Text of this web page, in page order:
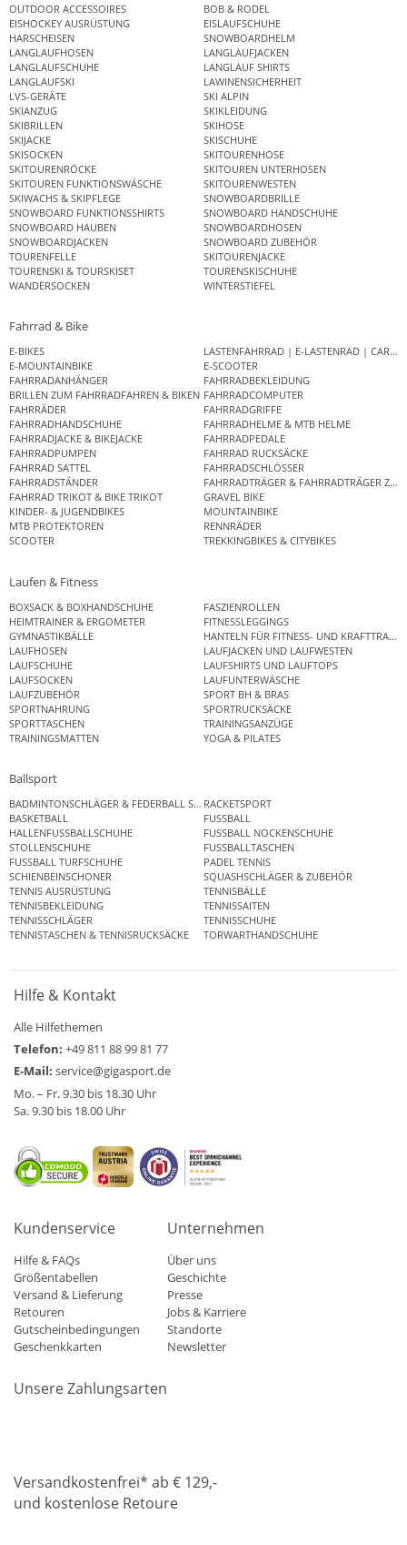
OUTDOOR ACCESSOIRES
BOB & RODEL
EISHOCKEY AUSRÜSTUNG
EISLAUFSCHUHE
HARSCHEISEN
SNOWBOARDHELM
LANGLAUFHOSEN
LANGLAUFJACKEN
LANGLAUFSCHUHE
LANGLAUF SHIRTS
LANGLAUFSKI
LAWINENSICHERHEIT
LVS-GERÄTE
SKI ALPIN
SKIANZUG
SKIKLEIDUNG
SKIBRILLEN
SKIHOSE
SKIJACKE
SKISCHUHE
SKISOCKEN
SKITOURENHOSE
SKITOURENRÖCKE
SKITOUREN UNTERHOSEN
SKITOUREN FUNKTIONSWÄSCHE
SKITOURENWESTEN
SKIWACHS & SKIPFLEGE
SNOWBOARDBRILLE
SNOWBOARD FUNKTIONSSHIRTS
SNOWBOARD HANDSCHUHE
SNOWBOARD HAUBEN
SNOWBOARDHOSEN
SNOWBOARDJACKEN
SNOWBOARD ZUBEHÖR
TOURENFELLE
SKITOURENJACKE
TOURENSKI & TOURSKISET
TOURENSKISCHUHE
WANDERSOCKEN
WINTERSTIEFEL
Fahrrad & Bike
E-BIKES
LASTENFAHRRAD | E-LASTENRAD |
E-MOUNTAINBIKE
E-SCOOTER
FAHRRADANHÄNGER
FAHRRADBEKLEIDUNG
BRILLEN ZUM FAHRRADFAHREN & BIKEN FAHRRADCOMPUTER
FAHRRÄDER
FAHRRADGRIFFE
FAHRRADHANDSCHUHE
FAHRRADHELME & MTB HELME
FAHRRADJACKE & BIKEJACKE
FAHRRADPEDALE
FAHRRADPUMPEN
FAHRRAD RUCKSÄCKE
FAHRRAD SATTEL
FAHRRADSCHLÖSSER
FAHRRADSTÄNDER
FAHRRADTRÄGER & FAHRRADTRÄGER
FAHRRAD TRIKOT & BIKE TRIKOT
GRAVEL BIKE
KINDER- & JUGENDBIKES
MOUNTAINBIKE
MTB PROTEKTOREN
RENNRÄDER
SCOOTER
TREKKINGBIKES & CITYBIKES
Laufen & Fitness
BOXSACK & BOXHANDSCHUHE
FASZIENROLLEN
HEIMTRAINER & ERGOMETER
FITNESSLEGGINGS
GYMNASTIKBÄLLE
HANTELN FÜR FITNESS- UND
LAUFHOSEN
LAUFJACKEN UND LAUFWESTEN
LAUFSCHUHE
LAUFSHIRTS UND LAUFTOPS
LAUFSOCKEN
LAUFUNTERWÄSCHE
LAUFZUBEHÖR
SPORT BH & BRAS
SPORTNAHRUNG
SPORTRUCKSÄCKE
SPORTTASCHEN
TRAININGSANZÜGE
TRAININGSMATTEN
YOGA & PILATES
Ballsport
BADMINTONSCHLÄGER & FEDERBALL SETSRACKETSPORT
BASKETBALL
FUSSBALL
HALLENFUSSBALLSCHUHE
FUSSBALL NOCKENSCHUHE
STOLLENSCHUHE
FUSSBALLTASCHEN
FUSSBALL TURFSCHUHE
PADEL TENNIS
SCHIENBEINSCHONER
SQUASHSCHLÄGER & ZUBEHÖR
TENNIS AUSRÜSTUNG
TENNISBÄLLE
TENNISBEKLEIDUNG
TENNISSAITEN
TENNISSCHLÄGER
TENNISSCHUHE
TENNISTASCHEN & TENNISRUCKSÄCKE
TORWARTHANDSCHUHE
Hilfe & Kontakt
Alle Hilfethemen
Telefon: +49 811 88 99 81 77
E-Mail: service@gigasport.de
Mo. – Fr. 9.30 bis 18.30 Uhr
Sa. 9.30 bis 18.00 Uhr
Kundenservice
Hilfe & FAQs
Größentabellen
Versand & Lieferung
Retouren
Gutscheinbedingungen
Geschenkkarten
Unternehmen
Über uns
Geschichte
Presse
Jobs & Karriere
Standorte
Newsletter
Unsere Zahlungsarten
Versandkostenfrei* ab € 129,-
und kostenlose Retoure